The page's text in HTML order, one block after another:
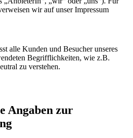
wir auf unser Impressum
alle Kunden und Besucher unseres
Begrifflichkeiten, wie z.B.
zu verstehen.
Angaben zur